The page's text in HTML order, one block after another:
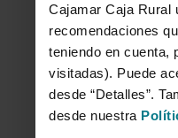
Cajamar Caja Rural
recomendaciones
teniendo en cuenta,
visitadas). Puede
desde “Detalles”.
desde nuestra